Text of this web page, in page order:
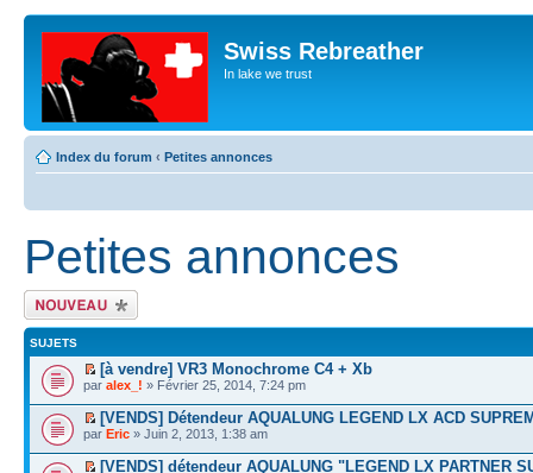
Swiss Rebreather
In lake we trust
Index du forum ‹ Petites annonces
Petites annonces
Écrire un nouveau
sujet
SUJETS
[à vendre] VR3 Monochrome C4 + Xb
par alex_! » Février 25, 2014, 7:24 pm
[VENDS] Détendeur AQUALUNG LEGEND LX ACD
par Eric » Juin 2, 2013, 1:38 am
[VENDS] détendeur AQUALUNG "LEGEND LX PARTNER